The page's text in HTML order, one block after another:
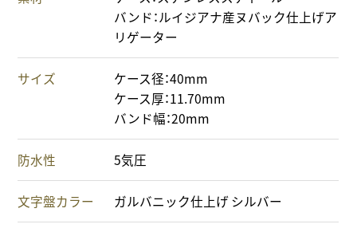
バンド：ルイジアナ産ヌバック仕上げア
リゲーター
サイズ
ケース径：40mm
ケース厚：11.70mm
バンド幅：20mm
防水性 5気圧
文字盤カラー ガルバニック仕上げ シルバー